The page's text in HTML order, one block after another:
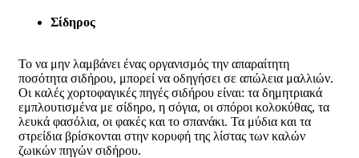
Σίδηρος
Το να μην λαμβάνει ένας οργανισμός την απαραίτητη
ποσότητα σιδήρου, μπορεί να οδηγήσει σε απώλεια μαλλιών.
Οι καλές χορτοφαγικές πηγές σιδήρου είναι: τα δημητριακά
εμπλουτισμένα με σίδηρο, η σόγια, οι σπόροι κολοκύθας, τα
λευκά φασόλια, οι φακές και το σπανάκι. Τα μύδια και τα
στρείδια βρίσκονται στην κορυφή της λίστας των καλών
ζωικών πηγών σιδήρου.